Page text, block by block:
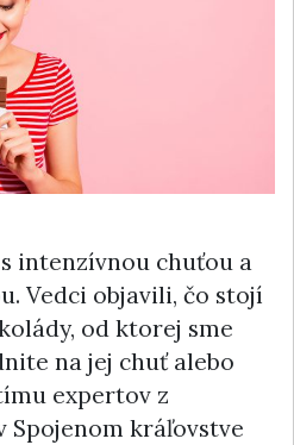
intenzívnou chuťou a
Vedci objavili, čo stojí
od ktorej sme
na jej chuť alebo
expertov z
Spojenom kráľovstve